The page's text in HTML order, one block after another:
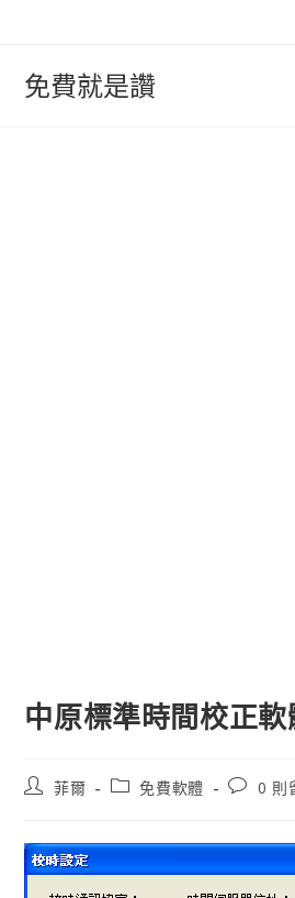
免費就是讚
中原標準時間校正
文
者:
菲爾
文
別:
免費軟體
文
論：
0 則